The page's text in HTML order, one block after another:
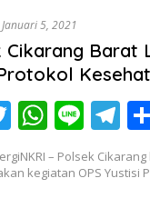
A
p
p
a
m
Januari 5, 2021
Cikarang Barat
T
w
itt
W
h
at
Li
n
e
T
el
e
– Polsek
kegiatan OPS Yustisi